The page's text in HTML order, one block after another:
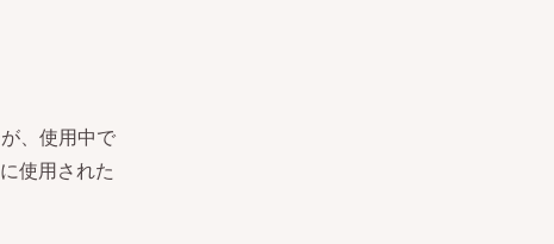
、使用中で
使用された